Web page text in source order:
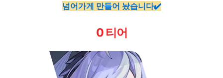
넘어가게 만들어 놨습니다✔️
0 티어